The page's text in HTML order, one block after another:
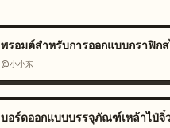
@小小东
บอร์ดออกแบบบรรจุภัณฑ์เหล้าไป๋จิ๋